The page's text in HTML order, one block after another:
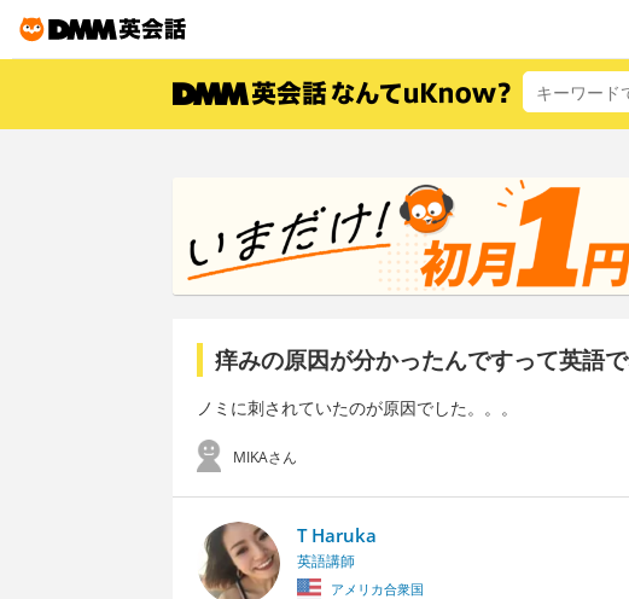
痒みの原因が分かったんですって英語
ノミに刺されていたのが原因でした。。。
MIKAさん
T Haruka
英語講師
アメリカ合衆国